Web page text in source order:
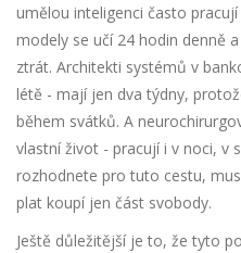
umělou inteligenci často
modely se učí 24 hodin denně
ztrát. Architekti systémů v
létě - mají jen dva týdny,
během svátků. A
vlastní život - pracují i v noci, v
rozhodnete pro tuto cestu,
plat koupí jen část svobody.
Ještě důležitější je to, že tyto